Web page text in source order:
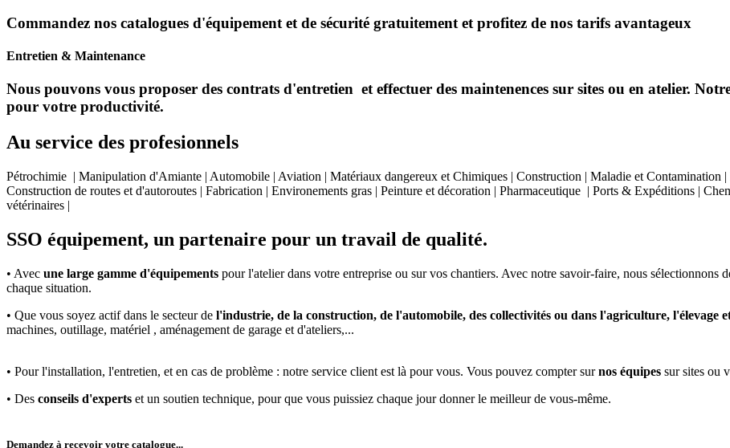
Commandez nos catalogues d'équipement et de sécurité gratuitement et profitez de nos tarifs avantageux
Entretien & Maintenance
Nous pouvons vous proposer des contrats d'entretien et effectuer des maintenences sur sites ou en atelier.
pour votre productivité.
Au service des profesionnels
Pétrochimie | Manipulation d'Amiante | Automobile | Aviation | Matériaux dangereux et Chimiques | Construction | Maladie et
Construction de routes et d'autoroutes | Fabrication | Environements gras | Peinture et décoration | Pharmaceutique | Ports & Expéditions |
vétérinaires |
SSO équipement, un partenaire pour un travail de qualité.
• Avec une large gamme d'équipements pour l'atelier dans votre entreprise ou sur vos chantiers. Avec notre savoir-faire, nous
chaque situation.
• Que vous soyez actif dans le secteur de l'industrie, de la construction, de l'automobile, des collectivités ou dans l'agriculture, l'élevage
machines, outillage, matériel , aménagement de garage et d'ateliers,...
• Pour l'installation, l'entretien, et en cas de problème : notre service client est là pour vous. Vous pouvez compter surnos équipes sur sites ou
• Des conseils d'experts et un soutien technique, pour que vous puissiez chaque jour donner le meilleur de vous-même.
Demandez à recevoir votre catalogue...